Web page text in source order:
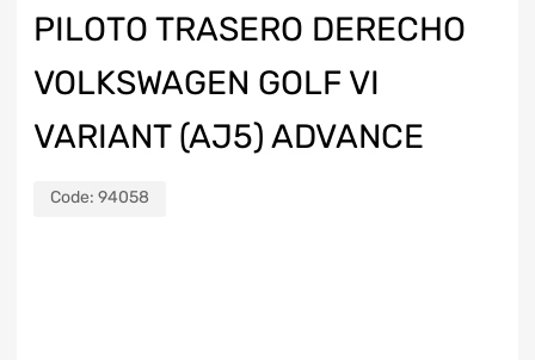
PILOTO TRASERO DERECHO
VOLKSWAGEN GOLF VI
VARIANT (AJ5) ADVANCE
Code: 94058